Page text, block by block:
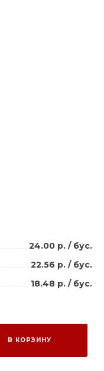
24.00 р. / бус.
22.56 р. / бус.
18.48 р. / бус.
В КОРЗИНУ